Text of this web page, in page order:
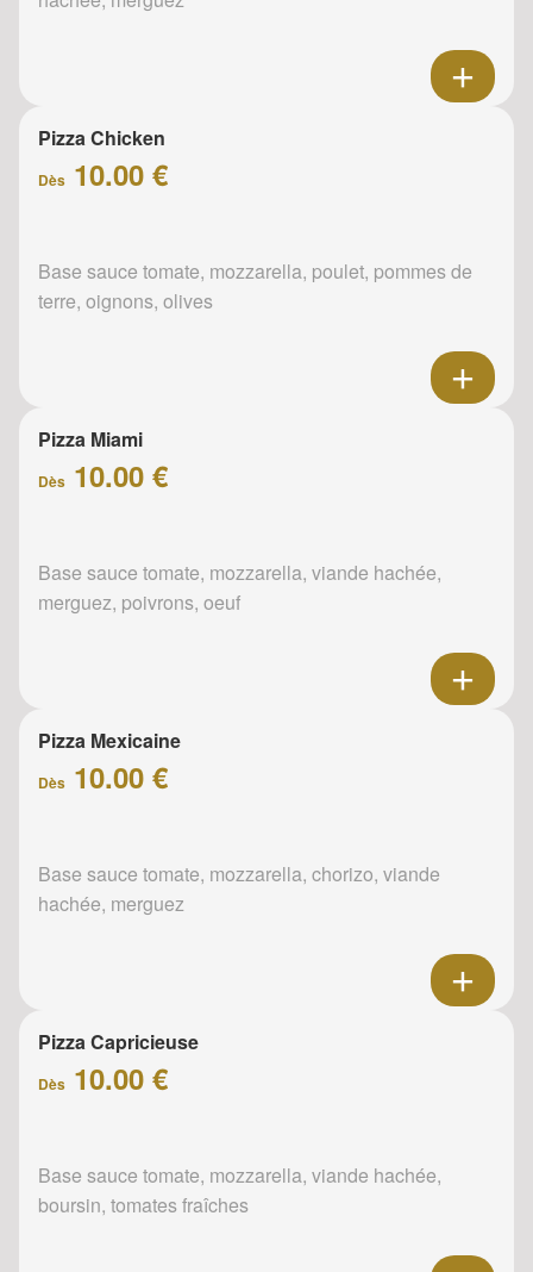
Pizza Chicken
Dès 10.00 €
Base sauce tomate, mozzarella, poulet, pommes de
terre, oignons, olives
Pizza Miami
Dès 10.00 €
Base sauce tomate, mozzarella, viande hachée,
merguez, poivrons, oeuf
Pizza Mexicaine
Dès 10.00 €
Base sauce tomate, mozzarella, chorizo, viande
hachée, merguez
Pizza Capricieuse
Dès 10.00 €
Base sauce tomate, mozzarella, viande hachée,
boursin, tomates fraîches